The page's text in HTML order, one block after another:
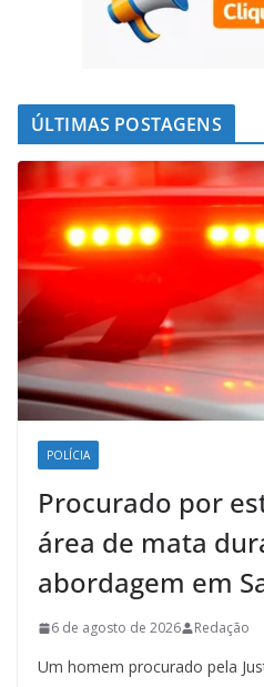
ÚLTIMAS POSTAGENS
POLÍCIA
Procurado por
área de mata
abordagem em
6 de agosto de 2026 Redação
Um homem procurado pela